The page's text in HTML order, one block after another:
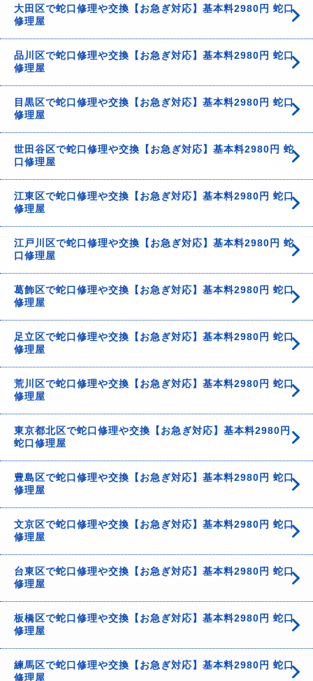
大田区で蛇口修理や交換【お急ぎ対応】基本料2980円 蛇口
修理屋
品川区で蛇口修理や交換【お急ぎ対応】基本料2980円 蛇口
修理屋
目黒区で蛇口修理や交換【お急ぎ対応】基本料2980円 蛇口
修理屋
世田谷区で蛇口修理や交換【お急ぎ対応】基本料2980円 蛇
口修理屋
江東区で蛇口修理や交換【お急ぎ対応】基本料2980円 蛇口
修理屋
江戸川区で蛇口修理や交換【お急ぎ対応】基本料2980円 蛇
口修理屋
葛飾区で蛇口修理や交換【お急ぎ対応】基本料2980円 蛇口
修理屋
足立区で蛇口修理や交換【お急ぎ対応】基本料2980円 蛇口
修理屋
荒川区で蛇口修理や交換【お急ぎ対応】基本料2980円 蛇口
修理屋
東京都北区で蛇口修理や交換【お急ぎ対応】基本料2980円
蛇口修理屋
豊島区で蛇口修理や交換【お急ぎ対応】基本料2980円 蛇口
修理屋
文京区で蛇口修理や交換【お急ぎ対応】基本料2980円 蛇口
修理屋
台東区で蛇口修理や交換【お急ぎ対応】基本料2980円 蛇口
修理屋
板橋区で蛇口修理や交換【お急ぎ対応】基本料2980円 蛇口
修理屋
練馬区で蛇口修理や交換【お急ぎ対応】基本料2980円 蛇口
修理屋